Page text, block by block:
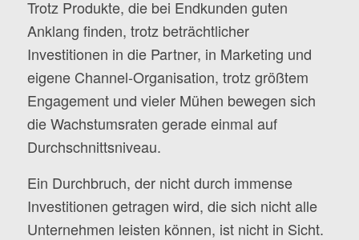
Trotz Produkte, die bei Endkunden guten
Anklang finden, trotz beträchtlicher
Investitionen in die Partner, in Marketing und
eigene Channel-Organisation, trotz größtem
Engagement und vieler Mühen bewegen sich
die Wachstumsraten gerade einmal auf
Durchschnittsniveau.
Ein Durchbruch, der nicht durch immense
Investitionen getragen wird, die sich nicht alle
Unternehmen leisten können, ist nicht in Sicht.